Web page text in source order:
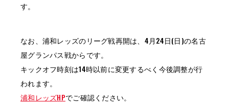
す。
なお、浦和レッズのリーグ戦再開は、4月24日(日)の名古
屋グランパス戦からです。
キックオフ時刻は14時以前に変更するべく今後調整が行
われます。
浦和レッズHPでご確認ください。